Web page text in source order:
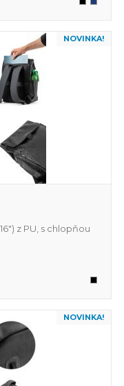
NOVINKA!
z PU, s chlopňou
NOVINKA!